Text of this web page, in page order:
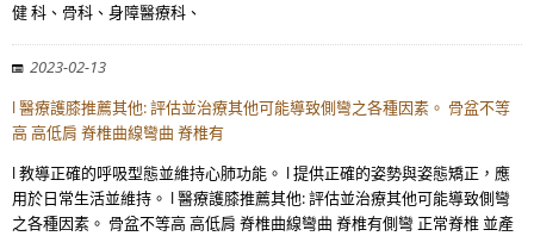
健 科、骨科、身障醫療科、
2023-02-13
l 醫療護膝推薦其他: 評估並治療其他可能導致側彎之各種因素。 骨盆不等
高 高低肩 脊椎曲線彎曲 脊椎有
l 教導正確的呼吸型態並維持心肺功能。 l 提供正確的姿勢與姿態矯正，應
用於日常生活並維持。 l 醫療護膝推薦其他: 評估並治療其他可能導致側彎
之各種因素。 骨盆不等高 高低肩 脊椎曲線彎曲 脊椎有側彎 正常脊椎 並產